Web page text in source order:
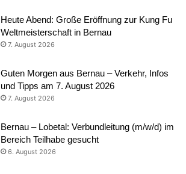
Heute Abend: Große Eröffnung zur Kung Fu
Weltmeisterschaft in Bernau
7. August 2026
Guten Morgen aus Bernau – Verkehr, Infos
und Tipps am 7. August 2026
7. August 2026
Bernau – Lobetal: Verbundleitung (m/w/d) im
Bereich Teilhabe gesucht
6. August 2026